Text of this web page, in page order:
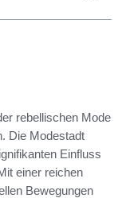
rebellischen Mode
Die Modestadt
Einfluss
einer reichen
Bewegungen